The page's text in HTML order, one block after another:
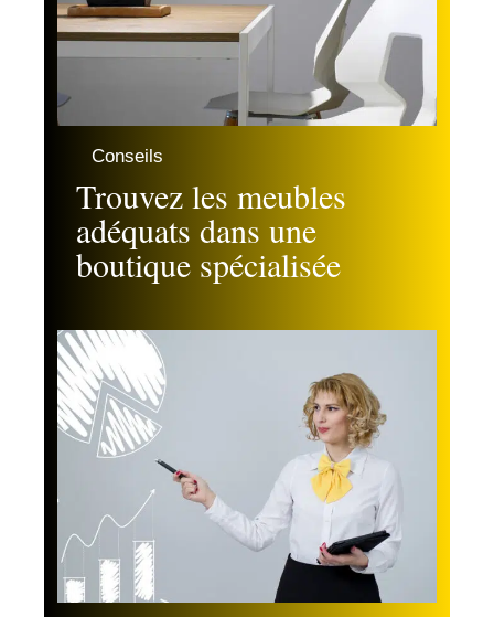
Conseils
Trouvez les meubles
adéquats dans une
boutique spécialisée